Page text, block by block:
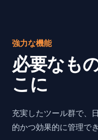
強力な機能
必要なも
こに
充実したツール群で、
的かつ効果的に管理でき